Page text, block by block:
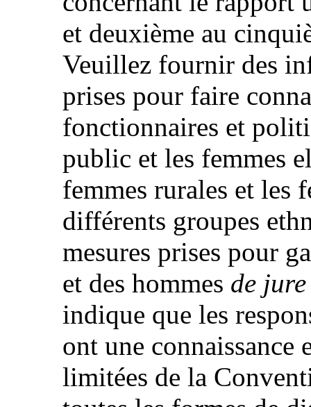
et deuxième au
Veuillez fournir des
prises pour faire
fonctionnaires et
public et les femmes
femmes rurales et les
différents groupes
mesures prises pour
et des hommes de jure
indique que les
ont une connaissance
limitées de la